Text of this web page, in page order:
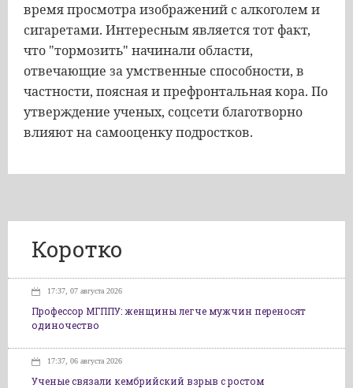
время просмотра изображений с алкоголем и
сигаретами. Интересным является тот факт,
что "тормозить" начинали области,
отвечающие за умственные способности, в
частности, поясная и префронтальная кора. По
утверждение ученых, соцсети благотворно
влияют на самооценку подростков.
Коротко
17:37, 07 августа 2026
Профессор МГППУ: женщины легче мужчин переносят
одиночество
17:37, 06 августа 2026
Ученые связали кембрийский взрыв с ростом